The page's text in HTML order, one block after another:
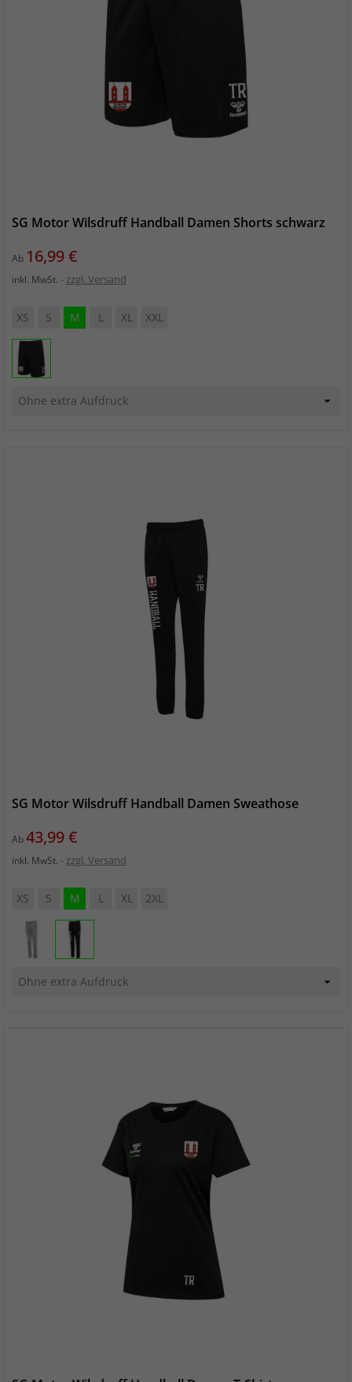
SG Motor Wilsdruff Handball Damen Shorts schwarz
Ab Preis
16,99 €
inkl. MwSt. zzgl. Versand
XS S M L XL XXL
SG Motor Wilsdruff Handball Damen Sweathose
AbPreis
43,99 €
inkl. MwSt. zzgl. Versand
XS S M L XL 2XL